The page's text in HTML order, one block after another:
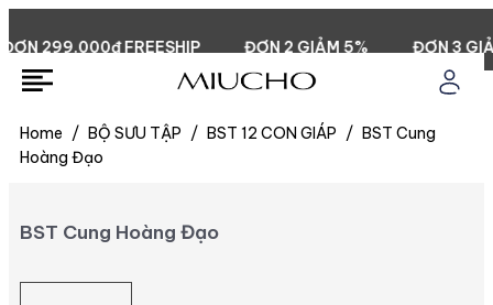
299.000đ FREESHIP ĐƠN 2 GIẢM 5% ĐƠN 3 GIẢM
Home / BỘ SƯU TẬP / BST 12 CON GIÁP / BST Cung
Hoàng Đạo
BST Cung Hoàng Đạo